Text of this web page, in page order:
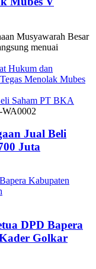
Musyawarah Besar
menuai
Hukum dan
Menolak Mubes
Saham PT BKA
Jual Beli
Juta
Kabupaten
DPD Bapera
Golkar